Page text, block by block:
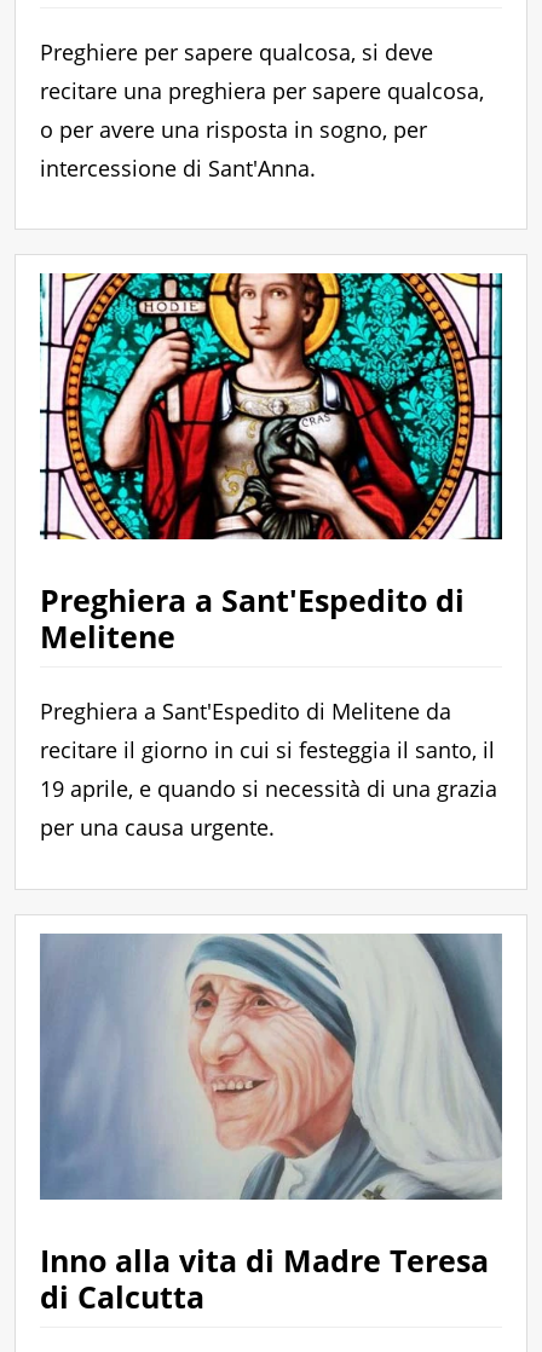
Preghiere per sapere qualcosa, si deve
recitare una preghiera per sapere qualcosa,
o per avere una risposta in sogno, per
intercessione di Sant'Anna.
Preghiera a Sant'Espedito di
Melitene
Preghiera a Sant'Espedito di Melitene da
recitare il giorno in cui si festeggia il santo, il
19 aprile, e quando si necessità di una grazia
per una causa urgente.
Inno alla vita di Madre Teresa
di Calcutta